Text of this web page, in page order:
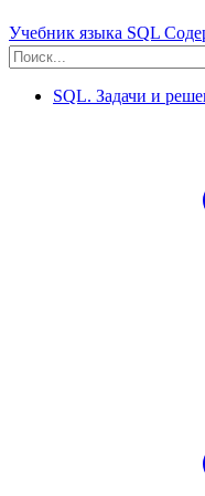
Учебник языка SQL
SQL. Задачи и